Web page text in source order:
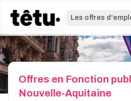
Les offres
Offres en Fonction
Nouvelle-Aquitaine